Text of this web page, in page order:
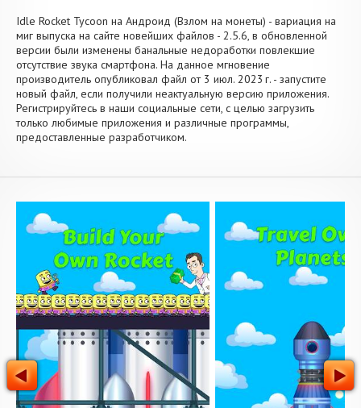
Idle Rocket Tycoon на Андроид (Взлом на монеты) - вариация на
миг выпуска на сайте новейших файлов - 2.5.6, в обновленной
версии были изменены банальные недоработки повлекшие
отсутствие звука смартфона. На данное мгновение
производитель опубликовал файл от 3 июл. 2023 г. - запустите
новый файл, если получили неактуальную версию приложения.
Регистрируйтесь в наши социальные сети, с целью загрузить
только любимые приложения и различные программы,
предоставленные разработчиком.